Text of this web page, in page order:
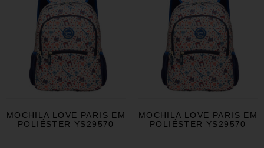
MOCHILA LOVE PARIS EM
POLIÉSTER YS29570
MOCHILA LOVE PARIS EM
POLIÉSTER YS29570